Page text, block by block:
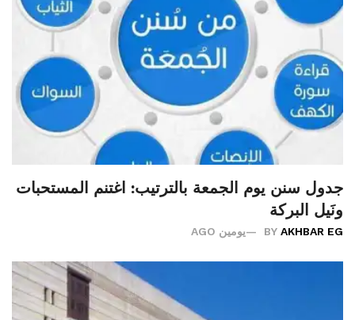
جدول سنن يوم الجمعة بالترتيب: اغتنم المستحبات
ونَيل البركة
BY AKHBAR EG يومين AGO